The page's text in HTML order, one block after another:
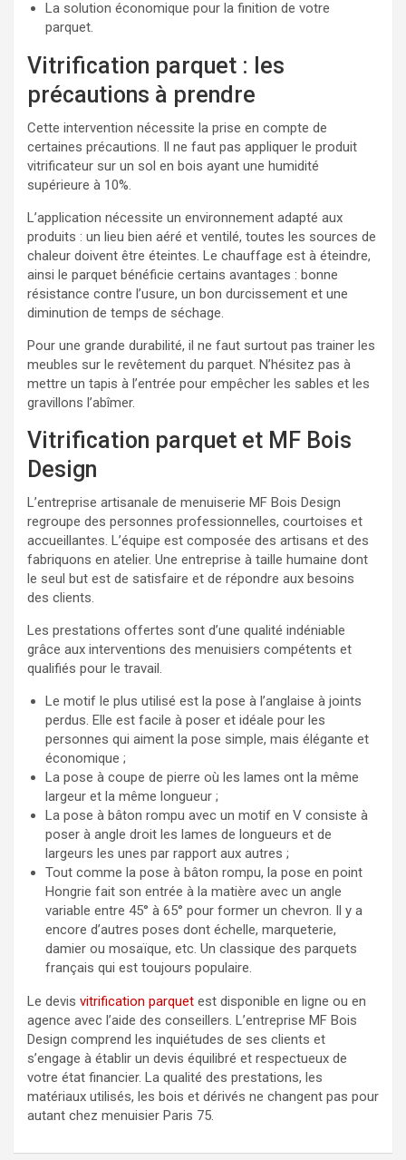
La solution économique pour la finition de votre
parquet.
Vitrification parquet : les
précautions à prendre
Cette intervention nécessite la prise en compte de
certaines précautions. Il ne faut pas appliquer le produit
vitrificateur sur un sol en bois ayant une humidité
supérieure à 10%.
L’application nécessite un environnement adapté aux
produits : un lieu bien aéré et ventilé, toutes les sources de
chaleur doivent être éteintes. Le chauffage est à éteindre,
ainsi le parquet bénéficie certains avantages : bonne
résistance contre l’usure, un bon durcissement et une
diminution de temps de séchage.
Pour une grande durabilité, il ne faut surtout pas trainer les
meubles sur le revêtement du parquet. N’hésitez pas à
mettre un tapis à l’entrée pour empêcher les sables et les
gravillons l’abîmer.
Vitrification parquet et MF Bois
Design
L’entreprise artisanale de menuiserie MF Bois Design
regroupe des personnes professionnelles, courtoises et
accueillantes. L’équipe est composée des artisans et des
fabriquons en atelier. Une entreprise à taille humaine dont
le seul but est de satisfaire et de répondre aux besoins
des clients.
Les prestations offertes sont d’une qualité indéniable
grâce aux interventions des menuisiers compétents et
qualifiés pour le travail.
Le motif le plus utilisé est la pose à l’anglaise à joints
perdus. Elle est facile à poser et idéale pour les
personnes qui aiment la pose simple, mais élégante et
économique ;
La pose à coupe de pierre où les lames ont la même
largeur et la même longueur ;
La pose à bâton rompu avec un motif en V consiste à
poser à angle droit les lames de longueurs et de
largeurs les unes par rapport aux autres ;
Tout comme la pose à bâton rompu, la pose en point
Hongrie fait son entrée à la matière avec un angle
variable entre 45° à 65° pour former un chevron. Il y a
encore d’autres poses dont échelle, marqueterie,
damier ou mosaïque, etc. Un classique des parquets
français qui est toujours populaire.
Le devis vitrification parquet est disponible en ligne ou en
agence avec l’aide des conseillers. L’entreprise MF Bois
Design comprend les inquiétudes de ses clients et
s’engage à établir un devis équilibré et respectueux de
votre état financier. La qualité des prestations, les
matériaux utilisés, les bois et dérivés ne changent pas pour
autant chez menuisier Paris 75.